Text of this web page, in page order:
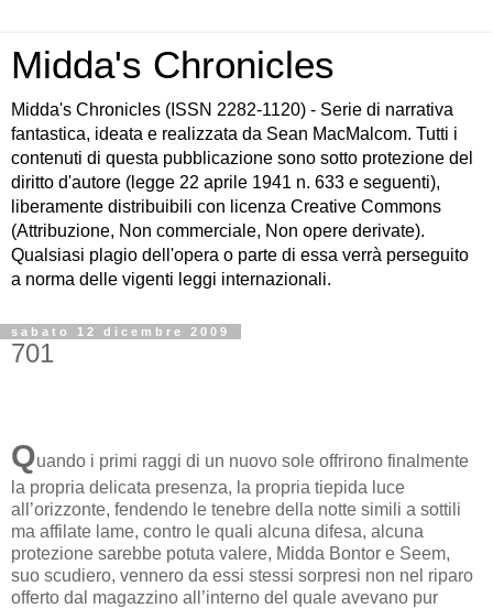
Midda's Chronicles
Midda's Chronicles (ISSN 2282-1120) - Serie di narrativa
fantastica, ideata e realizzata da Sean MacMalcom. Tutti i
contenuti di questa pubblicazione sono sotto protezione del
diritto d'autore (legge 22 aprile 1941 n. 633 e seguenti),
liberamente distribuibili con licenza Creative Commons
(Attribuzione, Non commerciale, Non opere derivate).
Qualsiasi plagio dell'opera o parte di essa verrà perseguito
a norma delle vigenti leggi internazionali.
sabato 12 dicembre 2009
701
Quando i primi raggi di un nuovo sole offrirono finalmente
la propria delicata presenza, la propria tiepida luce
all’orizzonte, fendendo le tenebre della notte simili a sottili
ma affilate lame, contro le quali alcuna difesa, alcuna
protezione sarebbe potuta valere, Midda Bontor e Seem,
suo scudiero, vennero da essi stessi sorpresi non nel riparo
offerto dal magazzino all’interno del quale avevano pur